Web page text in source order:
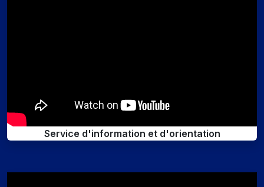
Service d'information et d'orientation